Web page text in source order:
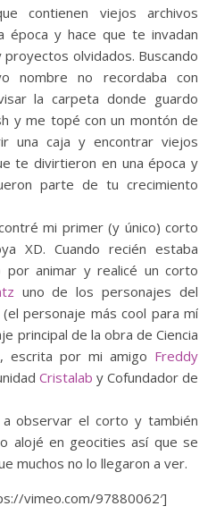
época y hace que te invadan
olvidados. Buscando
nombre no recordaba con
la carpeta donde guardo
y me topé con un montón de
una caja y encontrar viejos
te divirtieron en una época y
parte de tu crecimiento
mi primer (y único) corto
XD. Cuando recién estaba
por animar y realicé un corto
uno de los personajes del
(el personaje más cool para mí
principal de la obra de Ciencia
, escrita por mi amigo Freddy
Cristalab y Cofundador de
observar el corto y también
alojé en geocities así que se
muchos no lo llegaron a ver.
vimeo.com/97880062′]